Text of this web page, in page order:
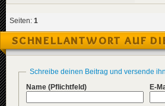
Seiten: 1
SCHNELLANTWORT AUF
Schreibe deinen Beitrag und versende ihn
Name (Pflichtfeld) E-